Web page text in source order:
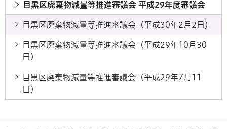
目黒区廃棄物減量等推進審議会 平成29年度審議会
目黒区廃棄物減量等推進審議会（平成30年2月2日）
目黒区廃棄物減量等推進審議会（平成29年10月30
日）
目黒区廃棄物減量等推進審議会（平成29年7月11
日）